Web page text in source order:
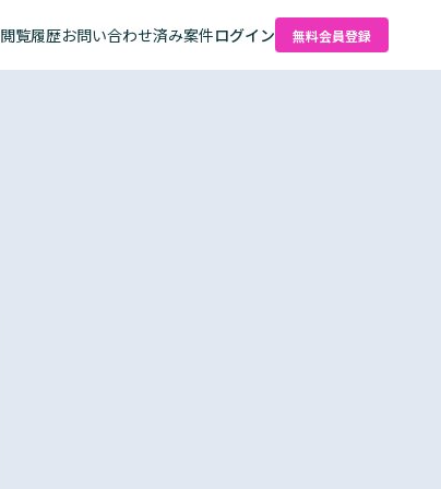
閲覧履歴お問い合わせ済み案件ログイン 無料会員登録